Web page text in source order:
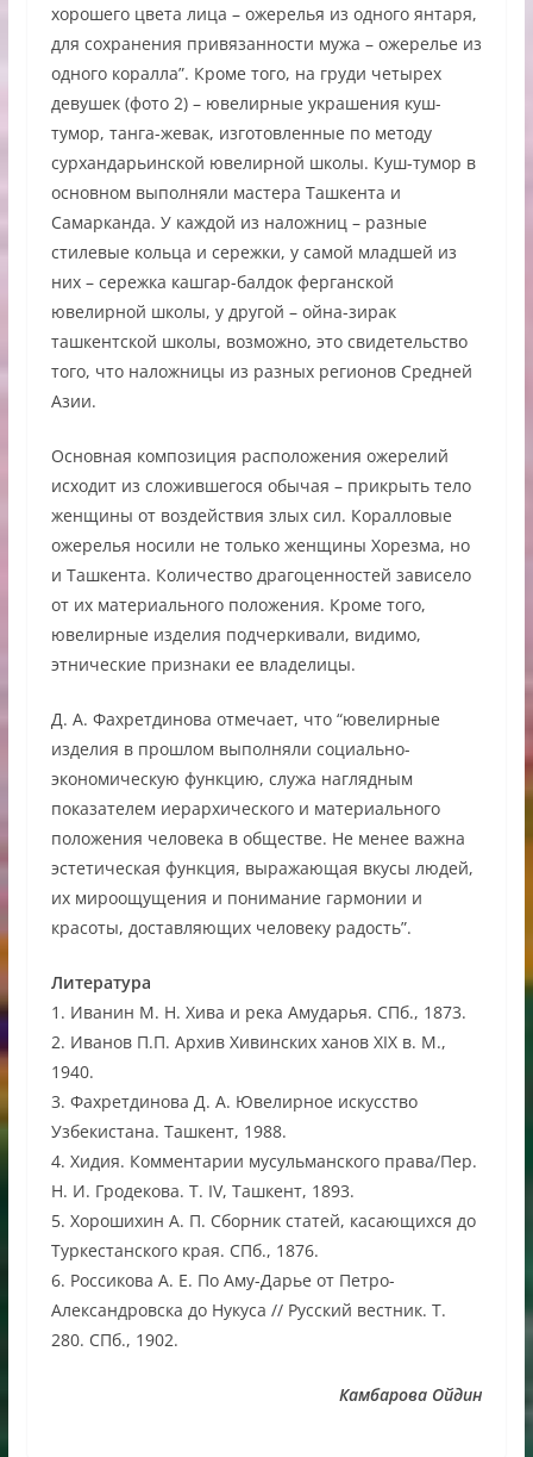
хорошего цвета лица – ожерелья из одного янтаря,
для сохранения привязанности мужа – ожерелье из
одного коралла”. Кроме того, на груди четырех
девушек (фото 2) – ювелирные украшения куш-
тумор, танга-жевак, изготовленные по методу
сурхандарьинской ювелирной школы. Куш-тумор в
основном выполняли мастера Ташкента и
Самарканда. У каждой из наложниц – разные
стилевые кольца и сережки, у самой младшей из
них – сережка кашгар-балдок ферганской
ювелирной школы, у другой – ойна-зирак
ташкентской школы, возможно, это свидетельство
того, что наложницы из разных регионов Средней
Азии.
Основная композиция расположения ожерелий
исходит из сложившегося обычая – прикрыть тело
женщины от воздействия злых сил. Коралловые
ожерелья носили не только женщины Хорезма, но
и Ташкента. Количество драгоценностей зависело
от их материального положения. Кроме того,
ювелирные изделия подчеркивали, видимо,
этнические признаки ее владелицы.
Д. А. Фахретдинова отмечает, что “ювелирные
изделия в прошлом выполняли социально-
экономическую функцию, служа наглядным
показателем иерархического и материального
положения человека в обществе. Не менее важна
эстетическая функция, выражающая вкусы людей,
их мироощущения и понимание гармонии и
красоты, доставляющих человеку радость”.
Литература
1. Иванин М. Н. Хива и река Амударья. СПб., 1873.
2. Иванов П.П. Архив Хивинских ханов XIX в. М.,
1940.
3. Фахретдинова Д. А. Ювелирное искусство
Узбекистана. Ташкент, 1988.
4. Хидия. Комментарии мусульманского права/Пер.
Н. И. Гродекова. Т. IV, Ташкент, 1893.
5. Хорошихин А. П. Сборник статей, касающихся до
Туркестанского края. СПб., 1876.
6. Россикова А. Е. По Аму-Дарье от Петро-
Александровска до Нукуса // Русский вестник. Т.
280. СПб., 1902.
Камбарова Ойдин